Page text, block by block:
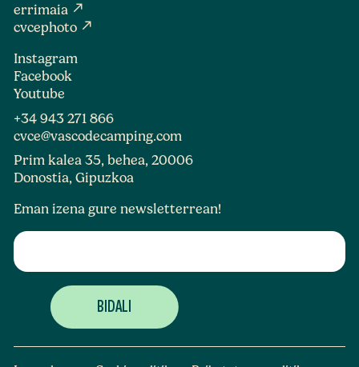
errimaia north_east
cvcephoto north_east
Instagram
Facebook
Youtube
+34 943 271 866
cvce@vascodecamping.com
Prim kalea 35, behea, 20006
Donostia, Gipuzkoa
Eman izena gure newsletterrean!